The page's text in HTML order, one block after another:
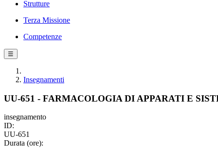
Strutture
Terza Missione
Competenze
☰
Insegnamenti
UU-651 - FARMACOLOGIA DI APPARATI E
insegnamento
ID:
UU-651
Durata (ore):